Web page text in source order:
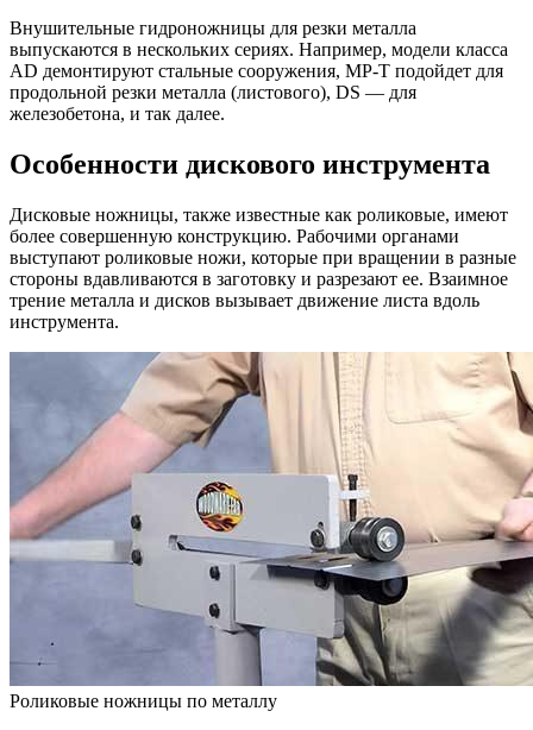
Внушительные гидроножницы для резки металла
выпускаются в нескольких сериях. Например, модели класса
AD демонтируют стальные сооружения, MP-T подойдет для
продольной резки металла (листового), DS — для
железобетона, и так далее.
Особенности дискового инструмента
Дисковые ножницы, также известные как роликовые, имеют
более совершенную конструкцию. Рабочими органами
выступают роликовые ножи, которые при вращении в разные
стороны вдавливаются в заготовку и разрезают ее. Взаимное
трение металла и дисков вызывает движение листа вдоль
инструмента.
Роликовые ножницы по металлу